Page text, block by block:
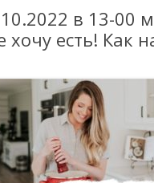
в 13-00
хочу есть! Как